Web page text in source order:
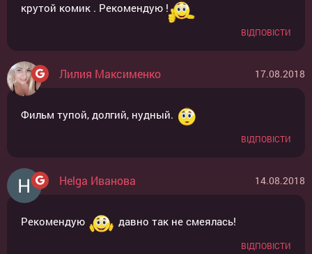
крутой комик . Рекомендую !
ВІДПОВІСТИ
Лилия Максименко 17.08.2018
Фильм тупой, долгий, нудный.
ВІДПОВІСТИ
Helga Иванова 14.08.2018
Рекомендую давно так не смеялась!
ВІДПОВІСТИ